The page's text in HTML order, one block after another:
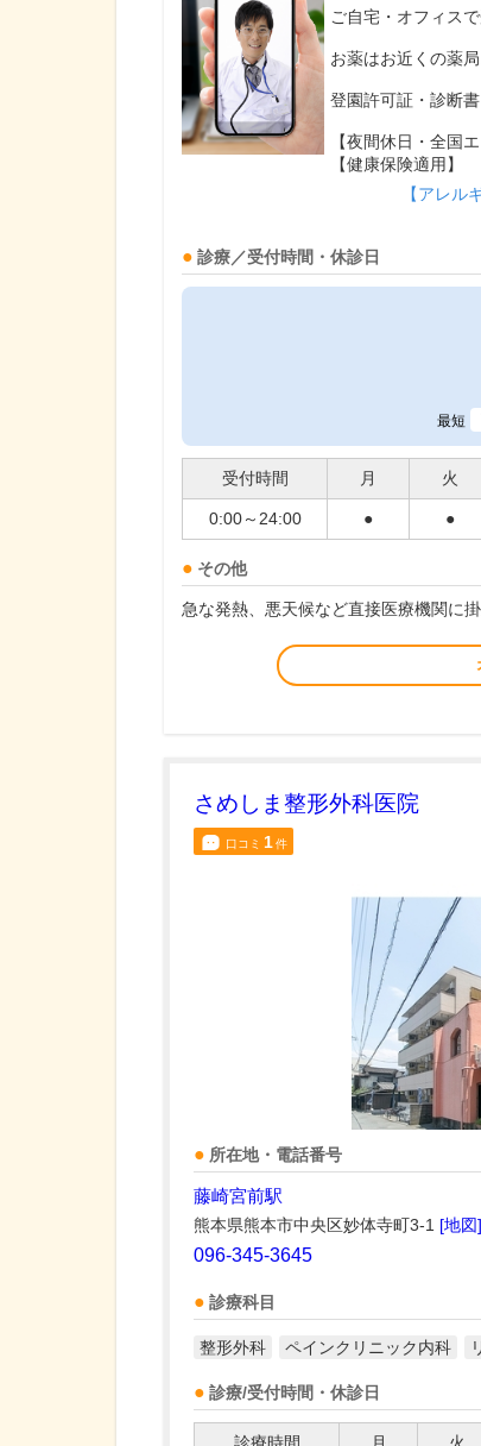
ご自宅・オフィス
お薬はお近くの薬
登園許可証・診断
【夜間休日・全国エ
【健康保険適用】
【アレル
診療／受付時間・休診日
最短
受付時間 月 火
0:00～24:00 ● ●
その他
急な発熱、悪天候など直接医療機関に
さめしま整形外科医院
口コミ 1件
所在地・電話番号
藤崎宮前駅
熊本県熊本市中央区妙体寺町3-1 [地図]
096-345-3645
診療科目
整形外科 ペインクリニック内科
診療/受付時間・休診日